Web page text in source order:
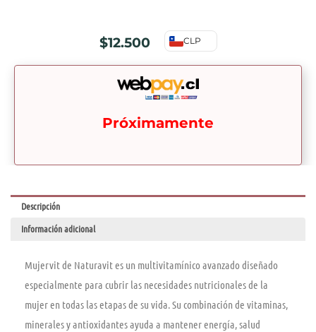
$12.500 CLP
Próximamente
Descripción
Información adicional
Mujervit de Naturavit es un multivitamínico avanzado diseñado
especialmente para cubrir las necesidades nutricionales de la
mujer en todas las etapas de su vida. Su combinación de vitaminas,
minerales y antioxidantes ayuda a mantener energía, salud